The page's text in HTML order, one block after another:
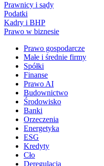
Prawnicy i sądy
Podatki
Kadry i BHP
Prawo w biznesie
Prawo gospodarcze
Małe i średnie firmy
Spółki
Finanse
Prawo AI
Budownictwo
Środowisko
Banki
Orzeczenia
Energetyka
ESG
Kredyty
Cło
Deregulacja